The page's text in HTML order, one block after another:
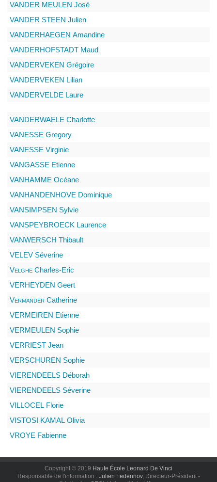
VANDER MEULEN José
VANDER STEEN Julien
VANDERHAEGEN Amandine
VANDERHOFSTADT Maud
VANDERVEKEN Grégoire
VANDERVEKEN Lilian
VANDERVELDE Laure
VANDERWAELE Charlotte
VANESSE Gregory
VANESSE Virginie
VANGASSE Etienne
VANHAMME Océane
VANHANDENHOVE Dominique
VANSIMPSEN Sylvie
VANSPEYBROECK Laurence
VANWERSCH Thibault
VELEV Séverine
Velghe Charles-Eric
VERHEYDEN Geert
Vermander Catherine
VERMEIREN Etienne
VERMEULEN Sophie
VERRIEST Jean
VERSCHUREN Sophie
VIERENDEELS Déborah
VIERENDEELS Séverine
VILLOCEL Florie
VISTOSI KAMAL Olivia
VROYE Fabienne
Copyright © 2019 Haute École Leonard De Vinci
Responsable de l'information : Julien Federinov, Directeur-Président -